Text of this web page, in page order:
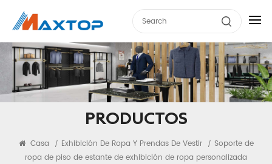
PRODUCTOS
Casa / Exhibición De Ropa Y Prendas De Vestir / Soporte de
ropa de piso de estante de exhibición de ropa personalizada